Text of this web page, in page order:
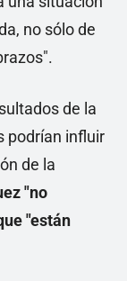
no sólo de
de la
podrían influir
de la
"no
"están